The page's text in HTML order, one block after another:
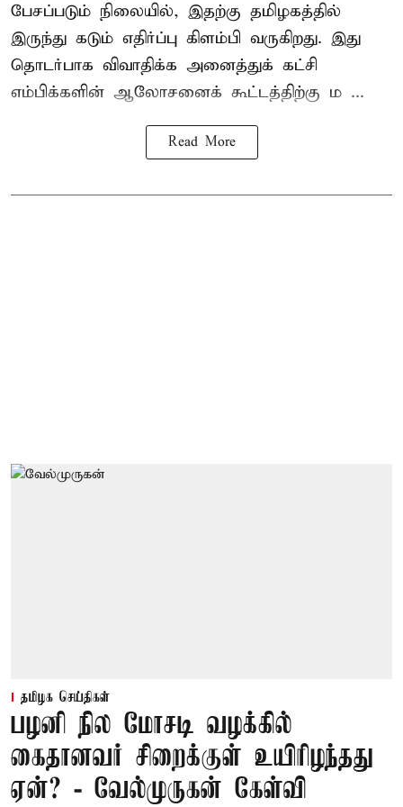
பேசப்படும் நிலையில், இதற்கு தமிழகத்தில்
இருந்து கடும் எதிர்ப்பு கிளம்பி வருகிறது. இது
தொடர்பாக விவாதிக்க அனைத்துக் கட்சி
எம்பிக்களின் ஆலோசனைக் கூட்டத்திற்கு ம ...
Read More
தமிழக செய்திகள்
பழனி நில மோசடி வழக்கில்
கைதானவர் சிறைக்குள் உயிரிழந்தது
ஏன்? - வேல்முருகன் கேள்வி